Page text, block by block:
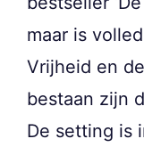
maar is
Vrijheid en
bestaan zijn
De setting is